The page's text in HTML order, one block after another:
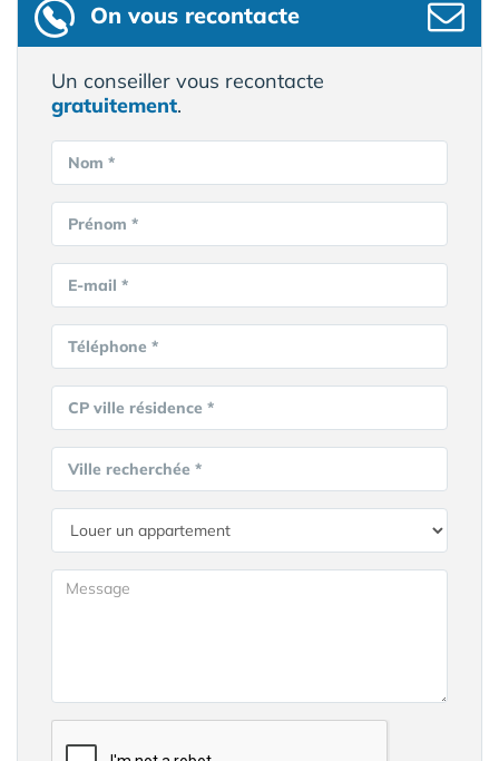
On vous recontacte
Un conseiller vous recontacte
gratuitement.
Nom *
Prénom *
E-mail *
Téléphone *
CP ville résidence *
Ville recherchée *